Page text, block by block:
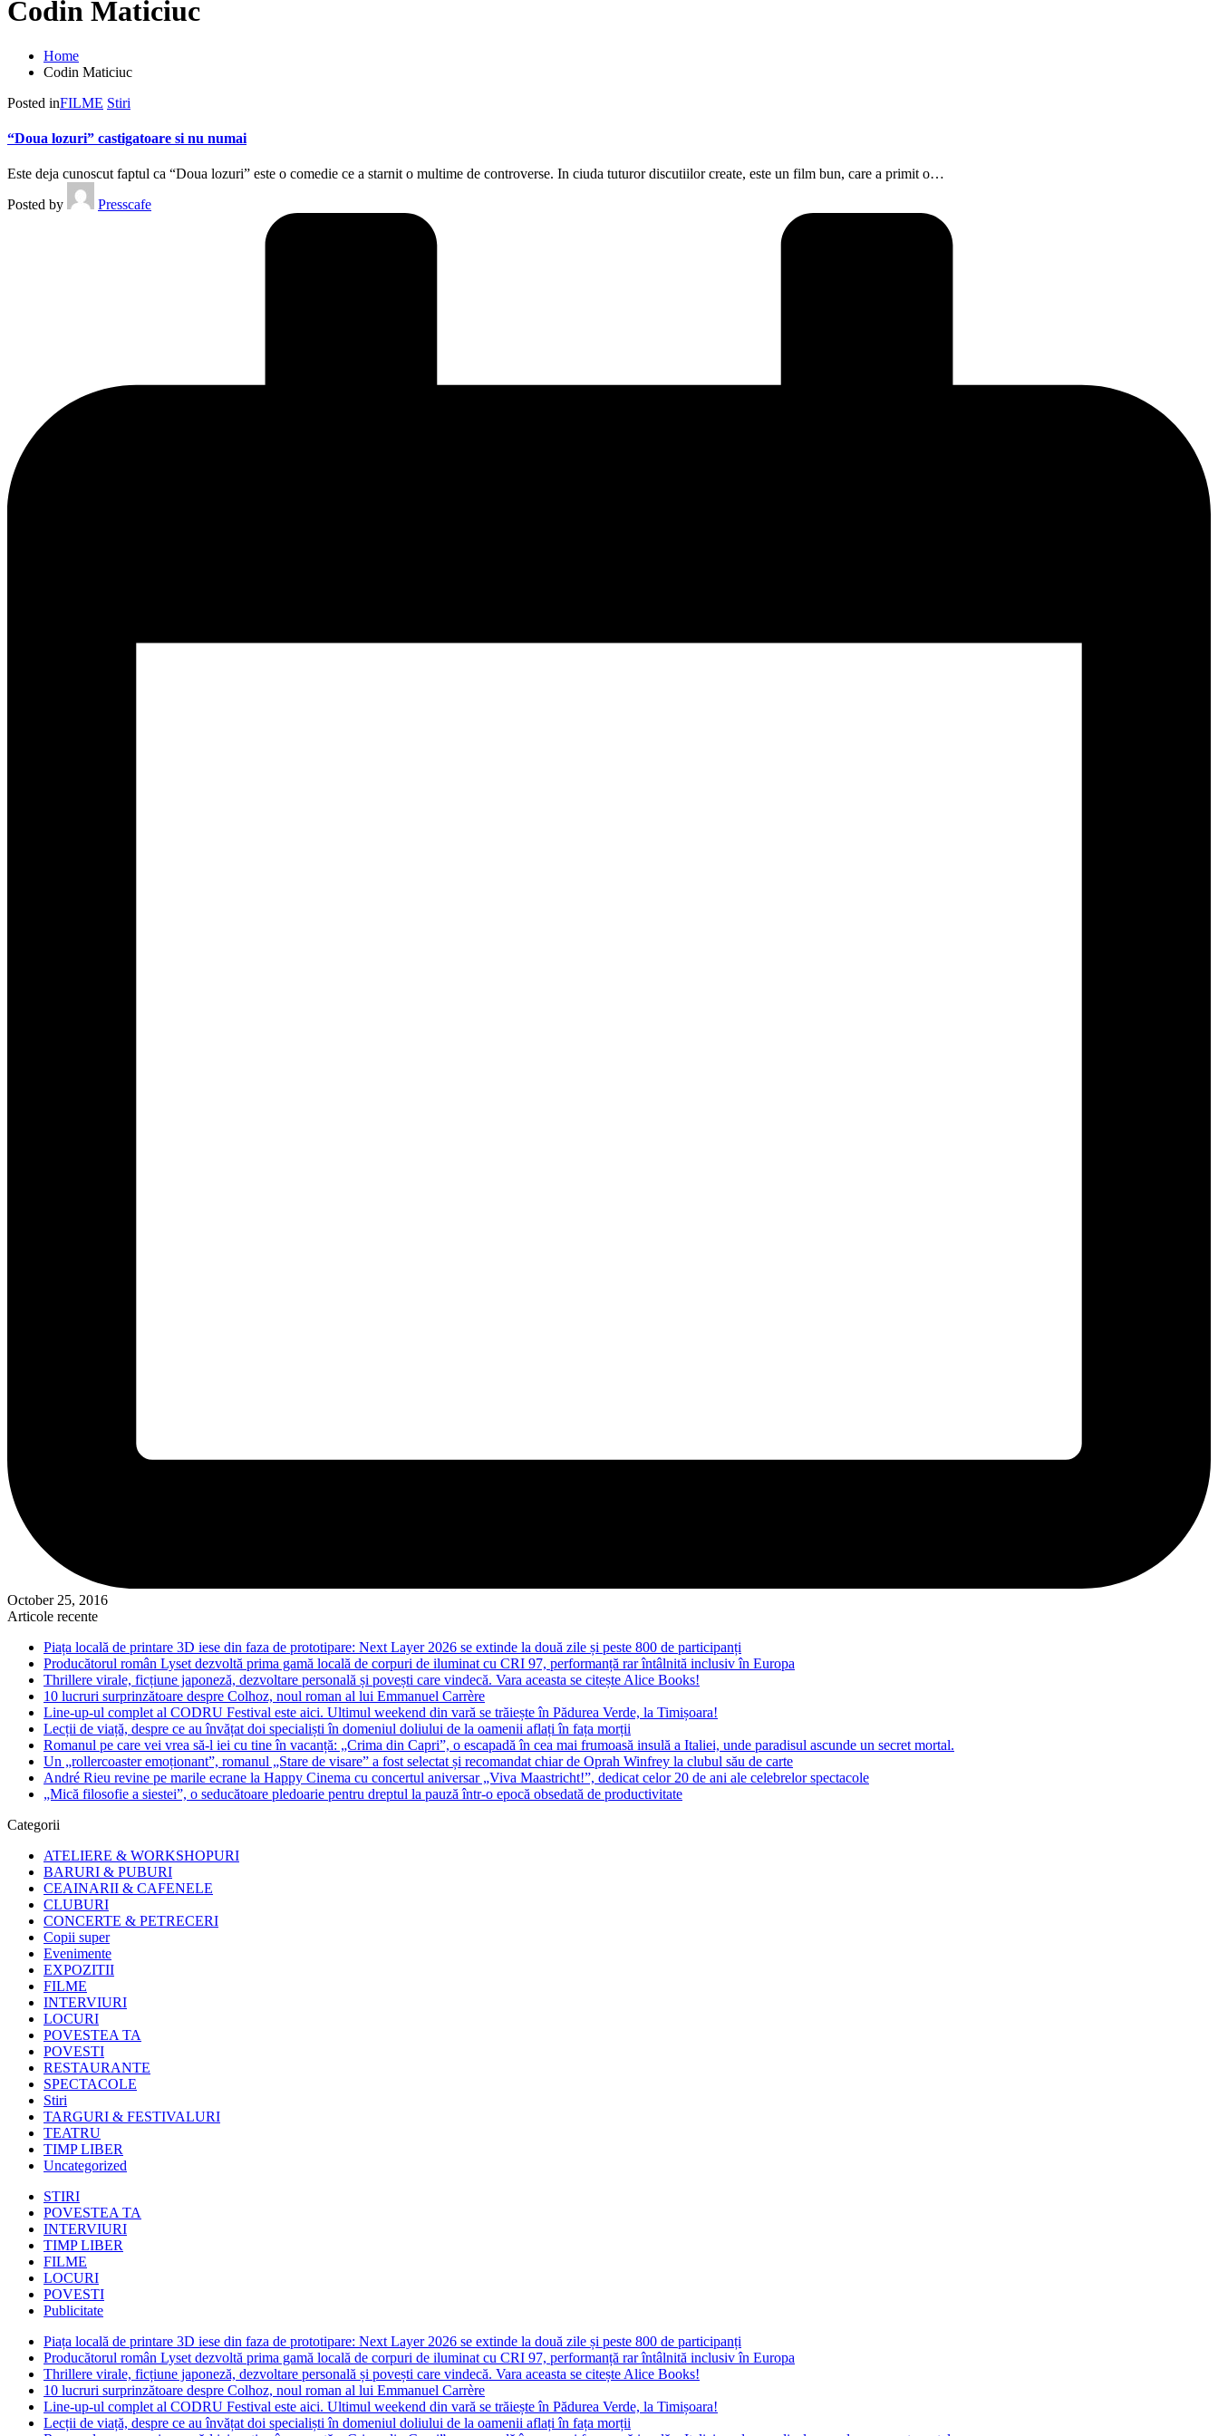
Codin Maticiuc
Home
Codin Maticiuc
Posted inFILME Stiri
“Doua lozuri” castigatoare si nu numai
Este deja cunoscut faptul ca “Doua lozuri” este o comedie ce a starnit o multime de controverse. In ciuda tuturor discutiilor create, este un film bun, care a primit o…
Posted by
Presscafe
October 25, 2016
Articole recente
Piața locală de printare 3D iese din faza de prototipare: Next Layer 2026 se extinde la două zile și peste 800 de participanți
Producătorul român Lyset dezvoltă prima gamă locală de corpuri de iluminat cu CRI 97, performanță rar întâlnită inclusiv în Europa
Thrillere virale, ficțiune japoneză, dezvoltare personală și povești care vindecă. Vara aceasta se citește Alice Books!
10 lucruri surprinzătoare despre Colhoz, noul roman al lui Emmanuel Carrère
Line-up-ul complet al CODRU Festival este aici. Ultimul weekend din vară se trăiește în Pădurea Verde, la Timișoara!
Lecții de viață, despre ce au învățat doi specialiști în domeniul doliului de la oamenii aflați în fața morții
Romanul pe care vei vrea să-l iei cu tine în vacanță: „Crima din Capri”, o escapadă în cea mai frumoasă insulă a Italiei, unde paradisul ascunde un secret mortal.
Un „rollercoaster emoționant”, romanul „Stare de visare” a fost selectat și recomandat chiar de Oprah Winfrey la clubul său de carte
André Rieu revine pe marile ecrane la Happy Cinema cu concertul aniversar „Viva Maastricht!”, dedicat celor 20 de ani ale celebrelor spectacole
„Mică filosofie a siestei”, o seducătoare pledoarie pentru dreptul la pauză într-o epocă obsedată de productivitate
Categorii
ATELIERE & WORKSHOPURI
BARURI & PUBURI
CEAINARII & CAFENELE
CLUBURI
CONCERTE & PETRECERI
Copii super
Evenimente
EXPOZITII
FILME
INTERVIURI
LOCURI
POVESTEA TA
POVESTI
RESTAURANTE
SPECTACOLE
Stiri
TARGURI & FESTIVALURI
TEATRU
TIMP LIBER
Uncategorized
STIRI
POVESTEA TA
INTERVIURI
TIMP LIBER
FILME
LOCURI
POVESTI
Publicitate
Piața locală de printare 3D iese din faza de prototipare: Next Layer 2026 se extinde la două zile și peste 800 de participanți
Producătorul român Lyset dezvoltă prima gamă locală de corpuri de iluminat cu CRI 97, performanță rar întâlnită inclusiv în Europa
Thrillere virale, ficțiune japoneză, dezvoltare personală și povești care vindecă. Vara aceasta se citește Alice Books!
10 lucruri surprinzătoare despre Colhoz, noul roman al lui Emmanuel Carrère
Line-up-ul complet al CODRU Festival este aici. Ultimul weekend din vară se trăiește în Pădurea Verde, la Timișoara!
Lecții de viață, despre ce au învățat doi specialiști în domeniul doliului de la oamenii aflați în fața morții